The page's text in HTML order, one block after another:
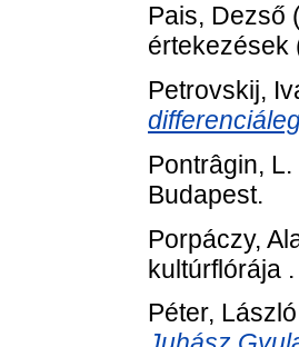
Pais, Dezső
értekezések
Petrovskij,
Pontrâgin, L.
Budapest.
Porpáczy,
kultúrflórája
Péter, László